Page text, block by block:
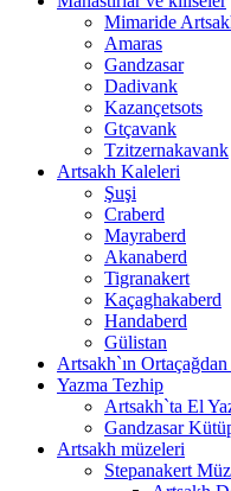
Mimaride
Amaras
Gandzasar
Dadivank
Kazançetsots
Gtçavank
Tzitzernakavank
Artsakh Kaleleri
Şuşi
Craberd
Mayraberd
Akаnaberd
Tigranakert
Kaçaghakaberd
Handaberd
Gülistan
Artsakh`ın
Yazma Tezhip
Artsakh`ta El
Gandzasar
Artsakh müzeleri
Stepanakert